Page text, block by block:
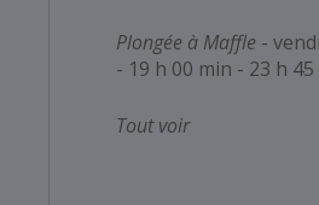
Plongée à Maffle -
- 19 h 00 min - 23 h
Tout voir